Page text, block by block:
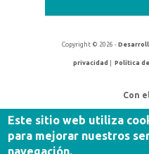
Copyright © 2026 -
privacidad |Política
Con
Este sitio web utiliza
para mejorar nuestros
navegación.